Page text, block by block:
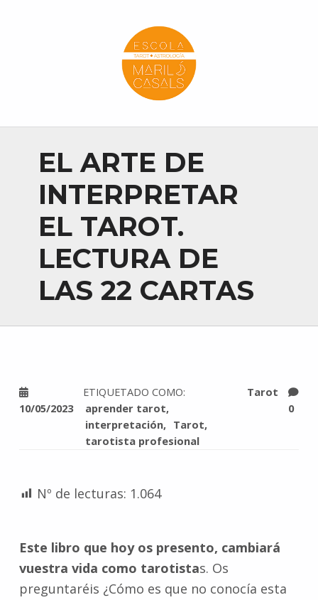
EL ARTE DE
INTERPRETAR
EL TAROT.
LECTURA DE
LAS 22 CARTAS
10/05/2023 0
Tarot
ETIQUETADO COMO:
aprender tarot
interpretación
Tarot
tarotista profesional
Nº de lecturas: 1.064
Este libro que hoy os presento, cambiará
vuestra vida como tarotistas. Os
preguntaréis ¿Cómo es que no conocía esta